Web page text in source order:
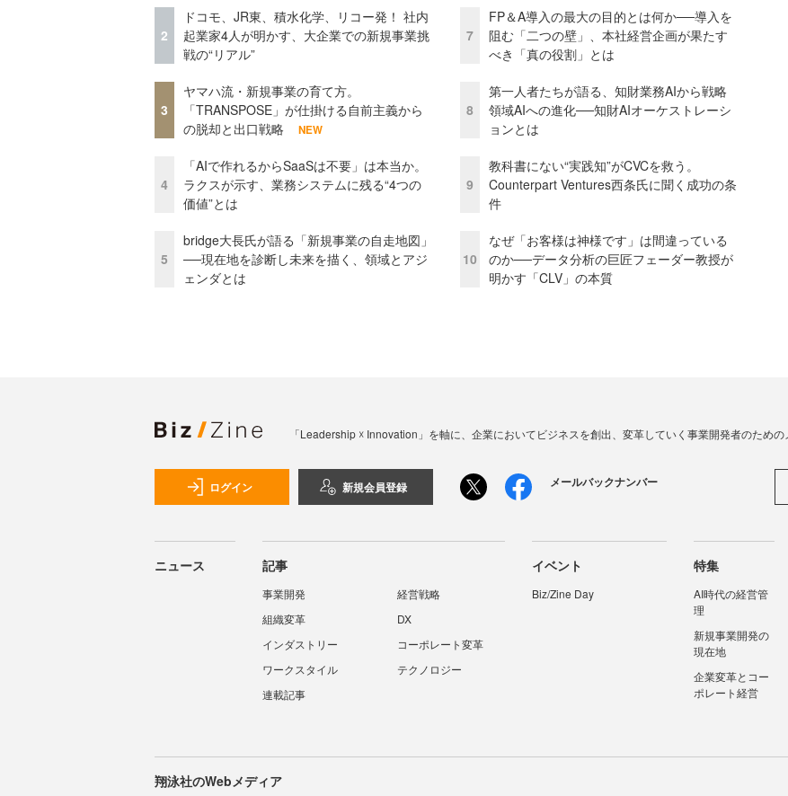
2
ドコモ、JR東、積水化学、リコー発！ 社内
起業家4人が明かす、大企業での新規事業挑
戦の“リアル”
3
ヤマハ流・新規事業の育て方。
「TRANSPOSE」が仕掛ける自前主義から
の脱却と出口戦略
NEW
4
「AIで作れるからSaaSは不要」は本当か。
ラクスが示す、業務システムに残る“4つの
価値”とは
5
bridge大長氏が語る「新規事業の自走地図」
──現在地を診断し未来を描く、領域とアジ
ェンダとは
7
FP＆A導入の最大の目的とは何か──導入を
阻む「二つの壁」、本社経営企画が果たす
べき「真の役割」とは
8
第一人者たちが語る、知財業務AIから戦略
領域AIへの進化──知財AIオーケストレーシ
ョンとは
9
教科書にない“実践知”がCVCを救う。
Counterpart Ventures西条氏に聞く成功の条
件
10
なぜ「お客様は神様です」は間違っている
のか──データ分析の巨匠フェーダー教授が
明かす「CLV」の本質
「Leadership ☓ Innovation」を軸に、企業においてビジネスを創出、変革していく事業開発者のための
ログイン 新規会員登録 メールバックナンバー
ニュース 記事
事業開発
経営戦略
組織変革
DX
インダストリー
コーポレート変革
ワークスタイル
テクノロジー
連載記事
イベント
Biz/Zine Day
特集
AI時代の経営管
理
新規事業開発の
現在地
企業変革とコー
ポレート経営
翔泳社のWebメディア